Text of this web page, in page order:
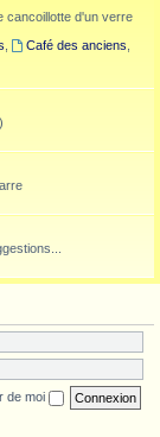
cancoillotte d'un verre
Café des anciens
de moi